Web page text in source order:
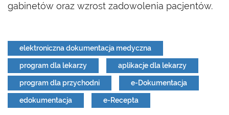
gabinetów oraz wzrost zadowolenia pacjentów.
elektroniczna dokumentacja medyczna
program dla lekarzy aplikacje dla lekarzy
program dla przychodni e-Dokumentacja
edokumentacja e-Recepta